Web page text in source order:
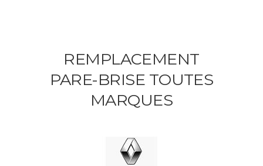
REMPLACEMENT
PARE-BRISE TOUTES
MARQUES